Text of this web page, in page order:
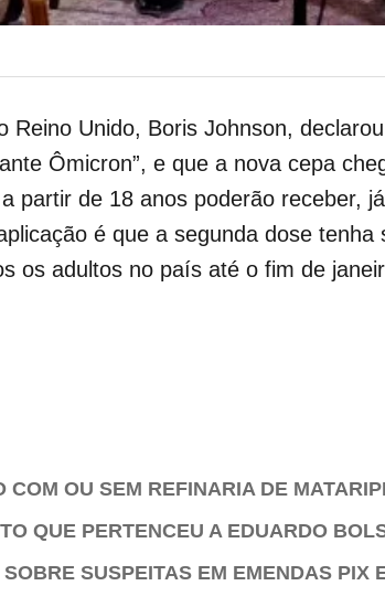
Reino Unido, Boris Johnson,
Ômicron”, e que a nova cepa
partir de 18 anos poderão receber,
é que a segunda dose
os adultos no país até o fim de
OU SEM REFINARIA DE
QUE PERTENCEU A EDUARDO
SUSPEITAS EM EMENDAS PIX